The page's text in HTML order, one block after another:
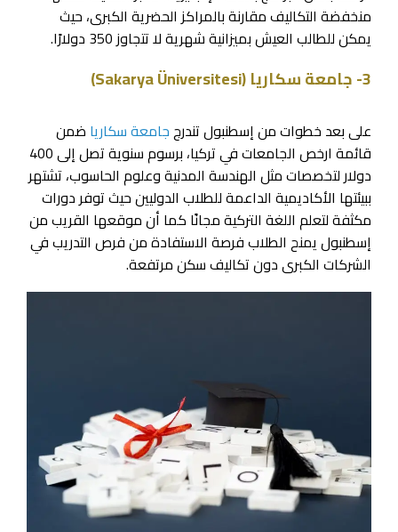
منخفضة التكاليف مقارنة بالمراكز الحضرية الكبرى، حيث
يمكن للطالب العيش بميزانية شهرية لا تتجاوز 350 دولارًا.
3- جامعة سكاريا (Sakarya Üniversitesi)
على بعد خطوات من إسطنبول تندرججامعة سكاريا ضمن
قائمة ارخص الجامعات في تركيا، برسوم سنوية تصل إلى 400
دولار لتخصصات مثل الهندسة المدنية وعلوم الحاسوب، تشتهر
ببيئتها الأكاديمية الداعمة للطلاب الدوليين حيث توفر دورات
مكثفة لتعلم اللغة التركية مجانًا كما أن موقعها القريب من
إسطنبول يمنح الطلاب فرصة الاستفادة من فرص التدريب في
الشركات الكبرى دون تكاليف سكن مرتفعة.